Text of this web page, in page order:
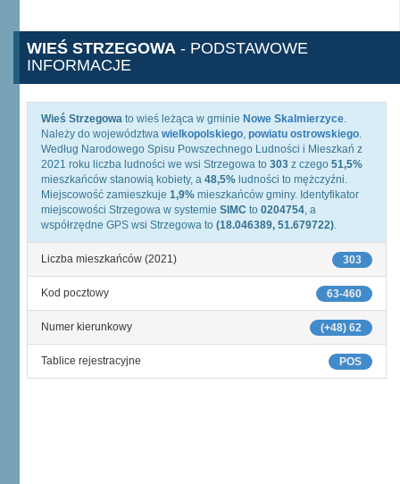
WIEŚ STRZEGOWA - PODSTAWOWE
INFORMACJE
Wieś Strzegowa to wieś leżąca w gminie Nowe Skalmierzyce.
Należy do województwa wielkopolskiego, powiatu ostrowskiego.
Według Narodowego Spisu Powszechnego Ludności i Mieszkań z
2021 roku liczba ludności we wsi Strzegowa to 303 z czego 51,5%
mieszkańców stanowią kobiety, a 48,5% ludności to mężczyźni.
Miejscowość zamieszkuje 1,9% mieszkańców gminy. Identyfikator
miejscowości Strzegowa w systemie SIMC to 0204754, a
współrzędne GPS wsi Strzegowa to (18.046389, 51.679722).
303
Liczba mieszkańców (2021)
63-460
Kod pocztowy
(+48) 62
Numer kierunkowy
POS
Tablice rejestracyjne